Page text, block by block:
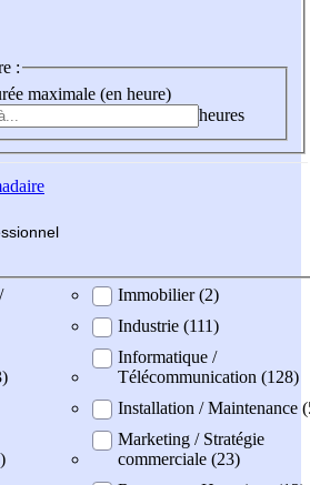
:
maximale (en heure)
heures
Immobilier (2)
Industrie (111)
Informatique /
Télécommunication (128)
Installation / Maintenance
Marketing / Stratégie
commerciale (23)